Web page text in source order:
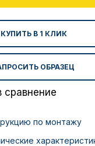
КУПИТЬ В 1 КЛИК
ОБРАЗЕЦ
сравнение
по монтажу